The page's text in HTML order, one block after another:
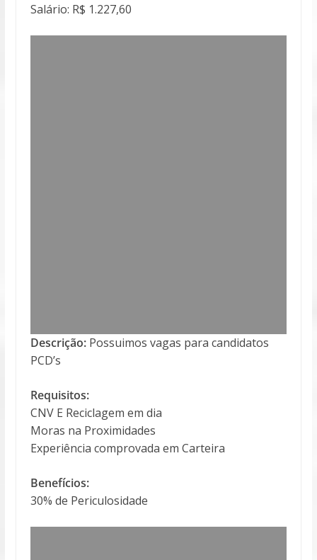
Salário: R$ 1.227,60
Descrição:Possuimos vagas para candidatos
PCD’s
Requisitos:
CNV E Reciclagem em dia
Moras na Proximidades
Experiência comprovada em Carteira
Benefícios:
30% de Periculosidade